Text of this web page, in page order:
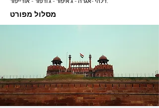
דלהי -אגרה - ג'איפור - ג'ודפור - אודייפור.
מסלול מפורט